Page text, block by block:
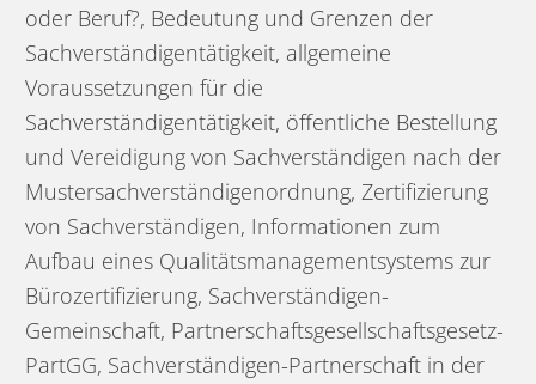
oder Beruf?, Bedeutung und Grenzen der
Sachverständigentätigkeit, allgemeine
Voraussetzungen für die
Sachverständigentätigkeit, öffentliche Bestellung
und Vereidigung von Sachverständigen nach der
Mustersachverständigenordnung, Zertifizierung
von Sachverständigen, Informationen zum
Aufbau eines Qualitätsmanagementsystems zur
Bürozertifizierung, Sachverständigen-
Gemeinschaft, Partnerschaftsgesellschaftsgesetz-
PartGG, Sachverständigen-Partnerschaft in der